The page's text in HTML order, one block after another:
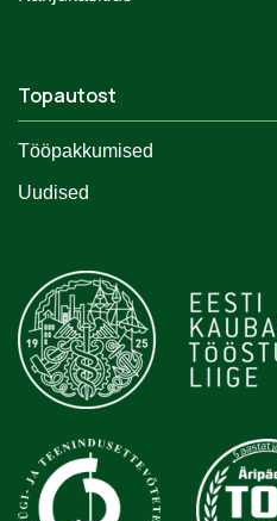
Topautost
Tööpakkumised
Uudised